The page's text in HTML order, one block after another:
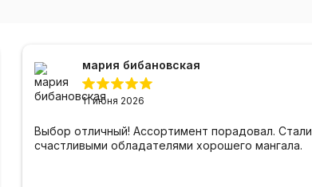
мария бибановская
11 июня 2026
Выбор отличный! Ассортимент порадовал. Стали
счастливыми обладателями хорошего мангала.